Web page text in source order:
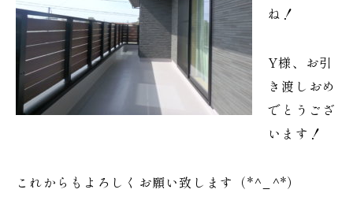
ね！
Y様、お引
き渡しおめ
でとうござ
います！
これからもよろしくお願い致します（*^_^*）